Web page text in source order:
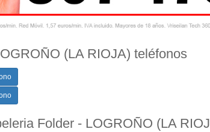
(LA RIOJA) teléfonos
Folder - LOGROÑO (LA